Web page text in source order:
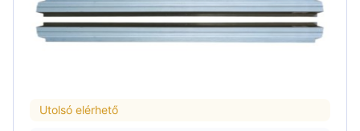
Utolsó elérhető